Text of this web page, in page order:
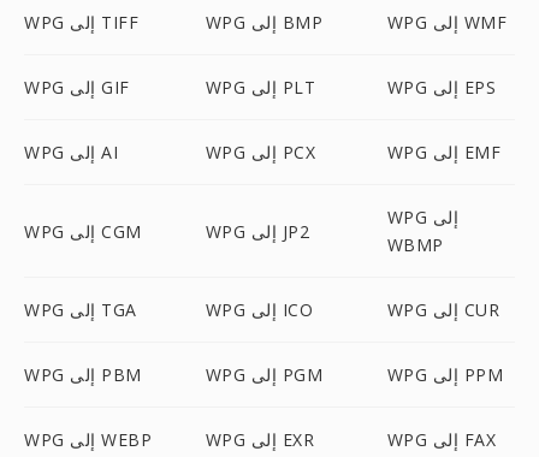
WPG إلى TIFF WPG إلى BMP WPG إلى WMF
WPG إلى GIF WPG إلى PLT WPG إلى EPS
WPG إلى AI WPG إلى PCX WPG إلى EMF
WPG إلى CGM WPG إلى JP2
WPG إلى
WBMP
WPG إلى TGA WPG إلى ICO WPG إلى CUR
WPG إلى PBM WPG إلى PGM WPG إلى PPM
WPG إلى WEBP WPG إلى EXR WPG إلى FAX